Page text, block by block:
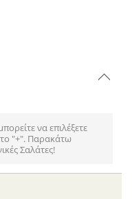
να επιλέξετε
"+". Παρακάτω
Σαλάτες!